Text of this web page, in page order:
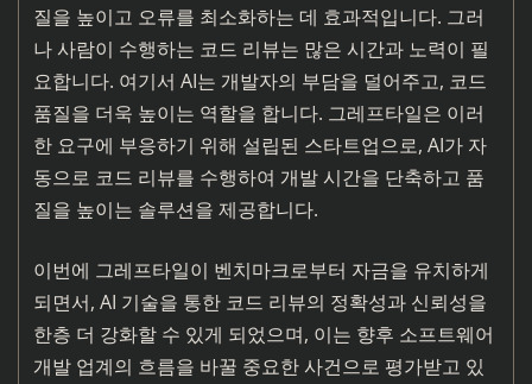
질을 높이고 오류를 최소화하는 데 효과적입니다. 그러
나 사람이 수행하는 코드 리뷰는 많은 시간과 노력이 필
요합니다. 여기서 AI는 개발자의 부담을 덜어주고, 코드
품질을 더욱 높이는 역할을 합니다. 그레프타일은 이러
한 요구에 부응하기 위해 설립된 스타트업으로, AI가 자
동으로 코드 리뷰를 수행하여 개발 시간을 단축하고 품
질을 높이는 솔루션을 제공합니다.
이번에 그레프타일이 벤치마크로부터 자금을 유치하게
되면서, AI 기술을 통한 코드 리뷰의 정확성과 신뢰성을
한층 더 강화할 수 있게 되었으며, 이는 향후 소프트웨어
개발 업계의 흐름을 바꿀 중요한 사건으로 평가받고 있